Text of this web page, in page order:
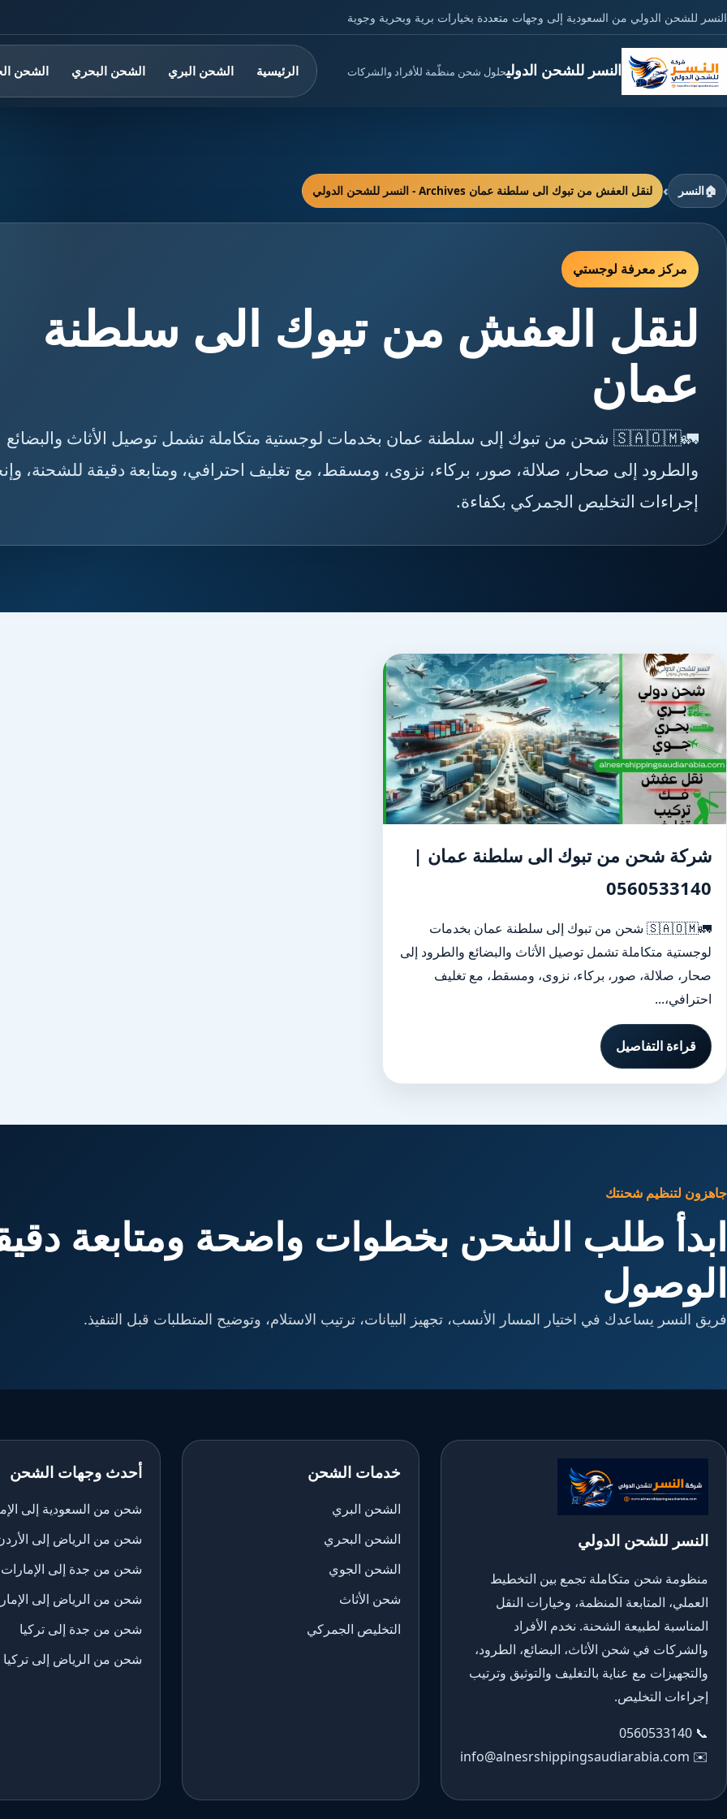
النسر للشحن الدولي من السعودية إلى وجهات متعددة بخيارات برية وبحرية وجوية
النسر للشحن الدوليحلول شحن منظّمة للأفراد والشركات الرئيسية الشحن البري الشحن البحري الشحن
🏠النسر › لنقل العفش من تبوك الى سلطنة عمان Archives - النسر للشحن الدولي
مركز معرفة لوجستي
لنقل العفش من تبوك الى سلطنة
عمان
🚛🇸🇦🇴🇲 شحن من تبوك إلى سلطنة عمان بخدمات لوجستية متكاملة تشمل توصيل الأثاث والبضائع
والطرود إلى صحار، صلالة، صور، بركاء، نزوى، ومسقط، مع تغليف احترافي، ومتابعة دقيقة للشحنة،
إجراءات التخليص الجمركي بكفاءة.
شركة شحن من تبوك الى سلطنة عمان |
0560533140
🚛🇸🇦🇴🇲 شحن من تبوك إلى سلطنة عمان بخدمات
لوجستية متكاملة تشمل توصيل الأثاث والبضائع والطرود إلى
صحار، صلالة، صور، بركاء، نزوى، ومسقط، مع تغليف
احترافي،...
قراءة التفاصيل
جاهزون لتنظيم شحنتك
ابدأ طلب الشحن بخطوات واضحة ومتابعة
الوصول
فريق النسر يساعدك في اختيار المسار الأنسب، تجهيز البيانات، ترتيب الاستلام، وتوضيح المتطلبات قبل التنفيذ.
النسر للشحن الدولي
منظومة شحن متكاملة تجمع بين التخطيط
العملي، المتابعة المنظمة، وخيارات النقل
المناسبة لطبيعة الشحنة. نخدم الأفراد
والشركات في شحن الأثاث، البضائع، الطرود،
والتجهيزات مع عناية بالتغليف والتوثيق وترتيب
إجراءات التخليص.
📞
0560533140
✉️
info@alnesrshippingsaudiarabia.com
خدمات الشحن
الشحن البري
الشحن البحري
الشحن الجوي
شحن الأثاث
التخليص الجمركي
أحدث وجهات الشحن
شحن من السعودية إلى
شحن من الرياض إلى
شحن من جدة إلى الإمارات
شحن من الرياض إلى
شحن من جدة إلى تركيا
شحن من الرياض إلى تركيا